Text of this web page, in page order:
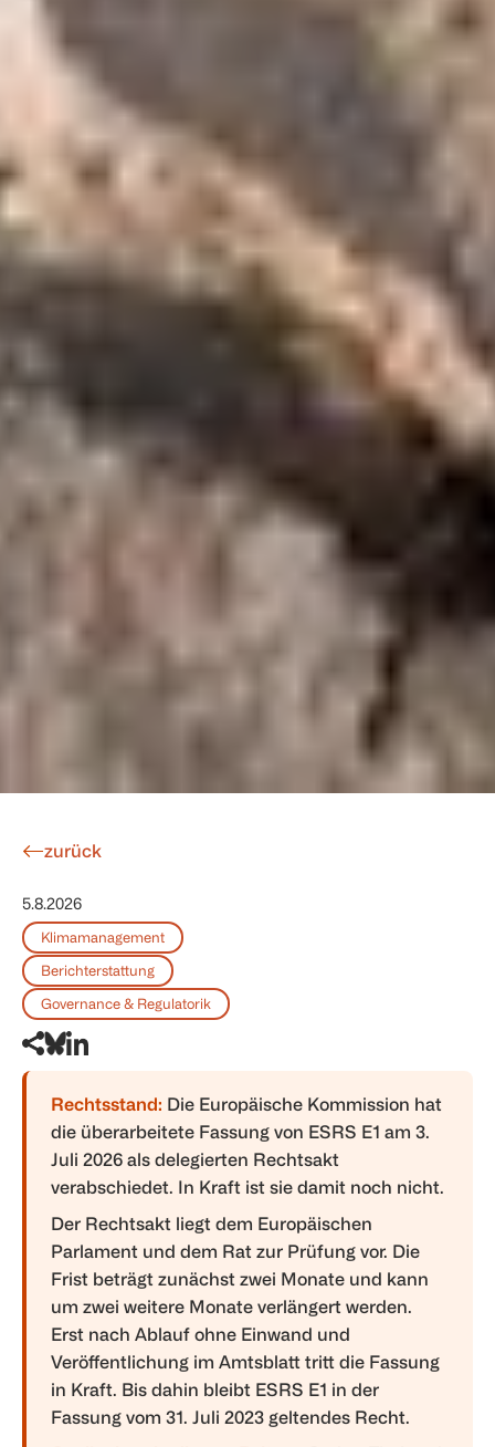
zurück
5.8.2026
Klimamanagement
Berichterstattung
Governance & Regulatorik
Rechtsstand: Die Europäische Kommission hat
die überarbeitete Fassung von ESRS E1 am 3.
Juli 2026 als delegierten Rechtsakt
verabschiedet. In Kraft ist sie damit noch nicht.
Der Rechtsakt liegt dem Europäischen
Parlament und dem Rat zur Prüfung vor. Die
Frist beträgt zunächst zwei Monate und kann
um zwei weitere Monate verlängert werden.
Erst nach Ablauf ohne Einwand und
Veröffentlichung im Amtsblatt tritt die Fassung
in Kraft. Bis dahin bleibt ESRS E1 in der
Fassung vom 31. Juli 2023 geltendes Recht.